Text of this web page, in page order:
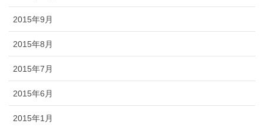
2015年9月
2015年8月
2015年7月
2015年6月
2015年1月